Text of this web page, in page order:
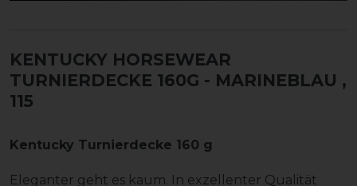
KENTUCKY HORSEWEAR
TURNIERDECKE 160G - MARINEBLAU ,
115
Kentucky Turnierdecke 160 g
Eleganter geht es kaum. In exzellenter Qualität